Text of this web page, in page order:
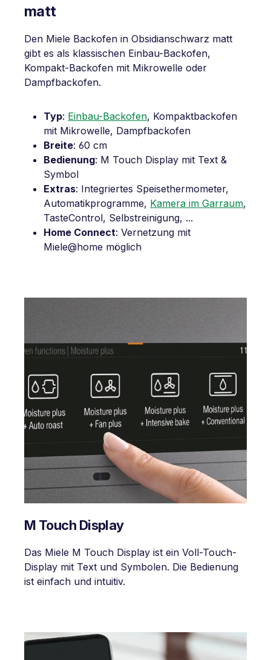
matt
Den Miele Backofen in Obsidianschwarz matt
gibt es als klassischen Einbau-Backofen,
Kompakt-Backofen mit Mikrowelle oder
Dampfbackofen.
Typ: Einbau-Backofen, Kompaktbackofen
mit Mikrowelle, Dampfbackofen
Breite: 60 cm
Bedienung: M Touch Display mit Text &
Symbol
Extras: Integriertes Speisethermometer,
Automatikprogramme, Kamera im Garraum,
TasteControl, Selbstreinigung, ...
Home Connect: Vernetzung mit
Miele@home möglich
M Touch Display
Das Miele M Touch Display ist ein Voll-Touch-
Display mit Text und Symbolen. Die Bedienung
ist einfach und intuitiv.